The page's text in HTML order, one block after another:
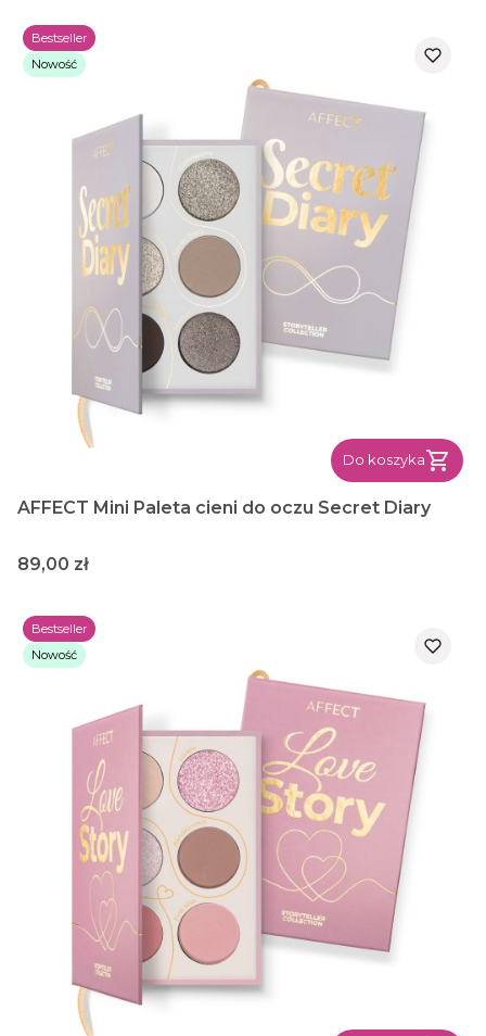
Bestseller
Nowość
Do koszyka
AFFECT Mini Paleta cieni do oczu Secret Diary
Cena
89,00 zł
Bestseller
Nowość